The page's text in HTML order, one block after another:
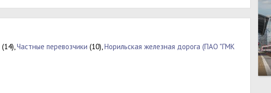
(14),Частные перевозчики (10),Норильская железная дорога (ПАО "ГМК